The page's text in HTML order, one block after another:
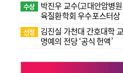
수상
박진우 교수(고대안암병
육질환학회 우수포스터상
선정
김진실 가천대 간호대학
명예의 전당 ‘공식 헌액’